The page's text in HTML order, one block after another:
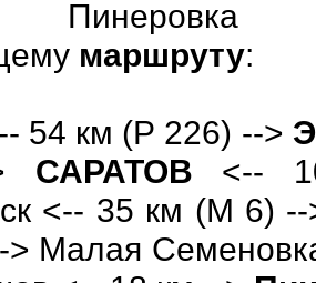
Пинеровка
маршруту:
54 км (Р 226) -->
САРАТО <--
<-- 35 км (М 6)
> Малая